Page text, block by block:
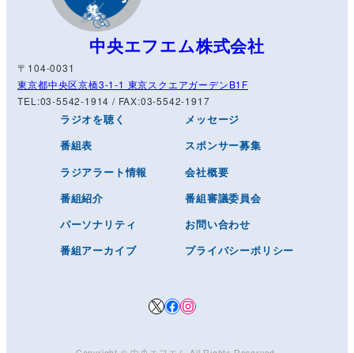
中央エフエム株式会社
〒104-0031
東京都中央区京橋3-1-1 東京スクエアガーデンB1F
TEL:03-5542-1914 / FAX:03-5542-1917
ラジオを聴く
番組表
ラジアラート情報
番組紹介
パーソナリティ
番組アーカイブ
メッセージ
スポンサー募集
会社概要
番組審議委員会
お問い合わせ
プライバシーポリシー
XFacebook
Instagram